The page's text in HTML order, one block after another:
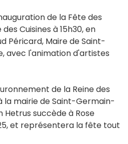
de la Fête des
Cuisines à 15h30, en
Péricard, Maire de Saint-
avec l'animation d'artistes
de la Reine des
à la mairie de Saint-Germain-
Hetrus succède à Rose
et représentera la fête tout